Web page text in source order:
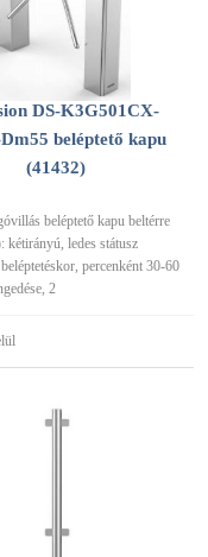
DS-K3G501CX-
beléptető kapu
(41432)
beléptető kapu beltérre
kétirányú, ledes státusz
percenként 30-60
2